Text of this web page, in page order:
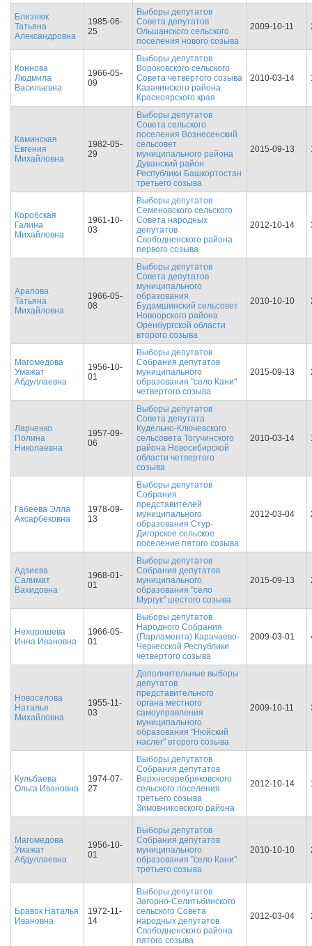
Близнюк
Татьяна
Александровна
1985-06-
25
Выборы депутатов
Совета депутатов
Ольшанского сельского
поселения нового созыва
2009-10-11
Коннова
Людмила
Васильевна
1966-05-
09
Выборы депутатов
Вороковского сельского
Совета четвертого созыва
Казачинского района
Красноярского края
2010-03-14
Каминская
Евгения
Михайловна
1982-05-
29
Выборы депутатов
Совета сельского
поселения Вознесенский
сельсовет
муниципального района
Дуванский район
Республики Башкортостан
третьего созыва
2015-09-13
Коробская
Галина
Михайловна
1961-10-
03
Выборы депутатов
Семеновского сельского
Совета народных
депутатов
Свободненского района
первого созыва
2012-10-14
Арапова
Татьяна
Михайловна
1966-05-
08
Выборы депутатов
Совета депутатов
муниципального
образования
Будамшинский сельсовет
Новоорского района
Оренбургской области
второго созыва
2010-10-10
Магомедова
Умажат
Абдуллаевна
1956-10-
01
Выборы депутатов
Собрания депутатов
муниципального
образования "село Кани"
четвертого созыва
2015-09-13
Ларченко
Полина
Николаевна
1957-09-
06
Выборы депутатов
Совета депутата
Кудельно-Ключевского
сельсовета Тогучинского
района Новосибирской
области четвертого
созыва
2010-03-14
Габеева Элла
Ахсарбековна
1978-09-
13
Выборы депутатов
Cобрания
представителей
муниципального
образования Стур-
Дигорское сельское
поселение пятого созыва
2012-03-04
Адзиева
Салимат
Вахидовна
1968-01-
01
Выборы депутатов
Собрания депутатов
муниципального
образования "село
Мургук" шестого созыва
2015-09-13
Нехорошева
Инна Ивановна
1966-05-
01
Выборы депутатов
Народного Собрания
(Парламента) Карачаево-
Черкесской Республики
четвертого созыва
2009-03-01
Новоселова
Наталья
Михайловна
1955-11-
03
Дополнительные выборы
депутатов
представительного
органа местного
самоуправления
муниципального
образования "Нюйский
наслег" второго созыва
2009-10-11
Кульбаева
Ольга Ивановна
1974-07-
27
Выборы депутатов
Собрания депутатов
Верхнесеребряковского
сельского поселения
третьего созыва
Зимовниковского района
2012-10-14
Магомедова
Умажат
Абдуллаевна
1956-10-
01
Выборы депутатов
Собрания депутатов
муниципального
образования "село Кани"
третьего созыва
2010-10-10
Бравок Наталья
Ивановна
1972-11-
14
Выборы депутатов
Загорно-Селитьбинского
сельского Совета
народных депутатов
Свободненского района
пятого созыва
2012-03-04